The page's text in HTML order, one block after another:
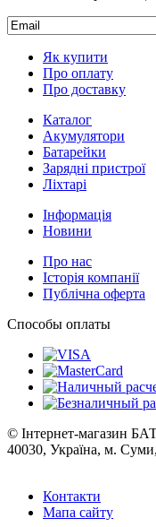
Про оплату
Про доставку
Акумулятори
Батарейки
Зарядні пристрої
Ліхтарі
Новини
Історія компанії
Публічна оферта
© Інтернет-магазин
40030, Україна, м. Суми,
Мапа сайту